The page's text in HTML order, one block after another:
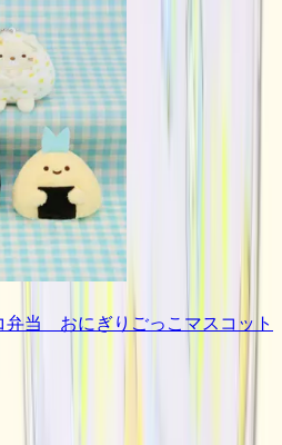
当 おにぎりごっこマスコット